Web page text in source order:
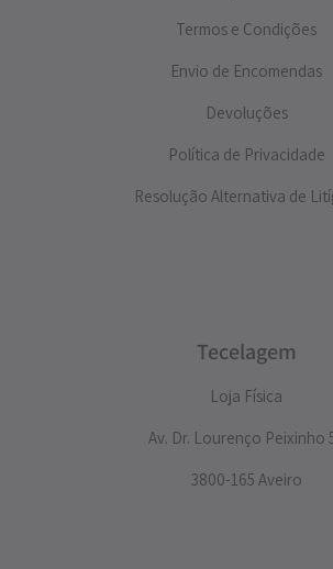
Termos e Condições
Envio de Encomendas
Devoluções
Política de Privacidade
Resolução Alternativa de
Tecelagem
Loja Física
Av. Dr. Lourenço Peixinho
3800-165 Aveiro